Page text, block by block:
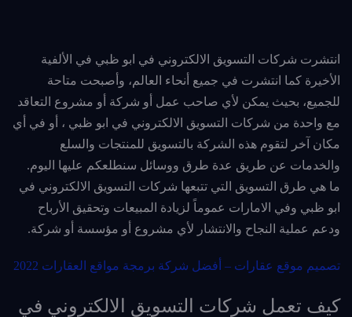
انتشرت شركات التسويق الالكتروني في ابو ظبي في الألفية
الأخيرة كما انتشرت في جميع أنحاء العالم، وأصبحت متاحة
للجميع، بحيث يمكن لأي صاحب عمل أو شركة أو مشروع التعاقد
مع واحدة من شركات التسويق الالكتروني في ابو ظبي ، أو في أي
مكان آخر لتقوم هذه الشركة بالتسويق للمنتجات والسلع
والخدمات عن طريق عدة طرق ووسائل سنطلعكم عليها اليوم.
ما هي طرق التسويق التي تتبعها شركات التسويق الالكتروني في
ابو ظبي وفي الامارات عموماً لزيادة المبيعات وتحقيق الأرباح
ودعم عملية النجاح والانتشار لأي مشروع أو مؤسسة أو شركة.
تصميم موقع عقارات – أفضل شركة برمجة مواقع العقارات 2022
كيف تعمل شركات التسويق الالكتروني في